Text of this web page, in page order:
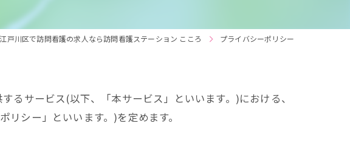
戸川区で訪問看護の求人なら訪問看護ステーション こころ プライバシーポリシー
るサービス(以下、「本サービス」といいます。)における、
シー」といいます。)を定めます。